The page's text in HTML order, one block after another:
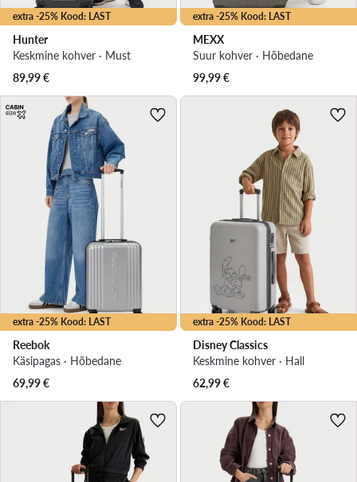
extra -25% Kood: LAST
Hunter
Keskmine kohver · Must
89,99€
extra -25% Kood: LAST
MEXX
Suur kohver · Hõbedane
99,99€
extra -25% Kood: LAST
Reebok
Käsipagas · Hõbedane
69,99€
extra -25% Kood: LAST
Disney Classics
Keskmine kohver · Hall
62,99€